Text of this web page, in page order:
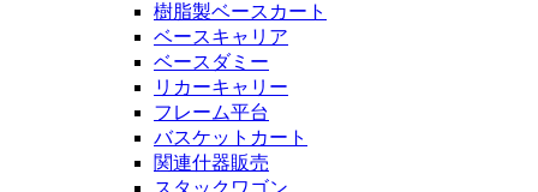
樹脂製ベースカート
ベースキャリア
ベースダミー
リカーキャリー
フレーム平台
バスケットカート
関連什器販売